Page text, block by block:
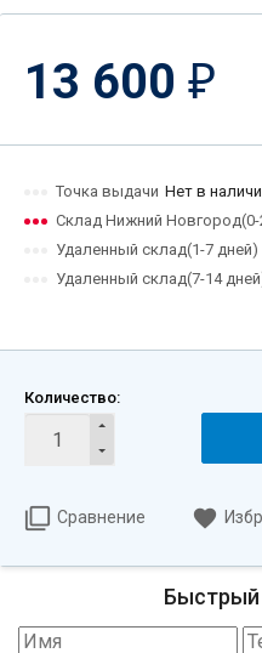
13 600 ₽
Точка выдачи Нет в
Склад Нижний Новгород(0-
Удаленный склад(1-7 дней)
Удаленный склад(7-14
Количество:
Сравнение
Быстрый